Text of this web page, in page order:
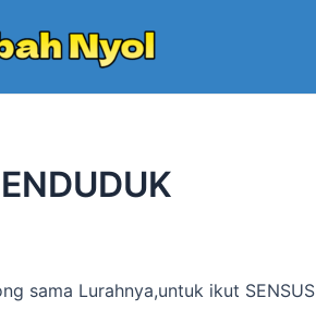
sama Lurahnya,untuk ikut SENSUS